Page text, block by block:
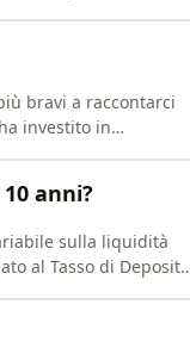
bravi a raccontarci
anni?
al Tasso di Deposito